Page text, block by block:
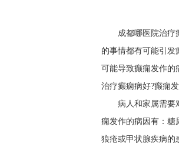
成都哪医院治疗
的事情都有可能引发
可能导致癫痫发作的
治疗癫痫病好?癫痫
病人和家属需要
痫发作的病因有：糖
狼疮或甲状腺疾病的